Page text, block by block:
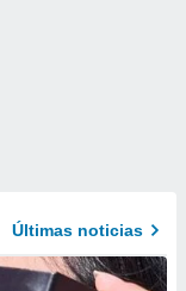
Últimas noticias